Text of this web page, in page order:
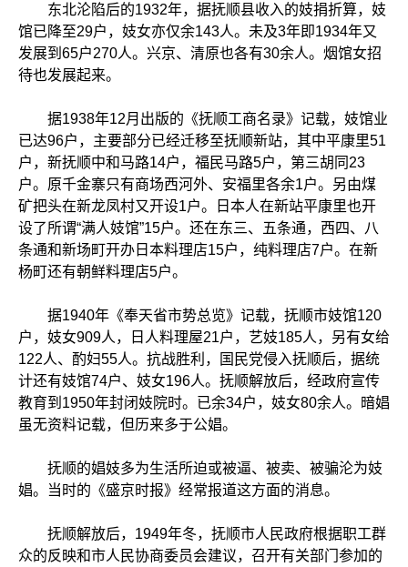
东北沦陷后的1932年，据抚顺县收入的妓捐折算，妓
馆已降至29户，妓女亦仅余143人。未及3年即1934年又
发展到65户270人。兴京、清原也各有30余人。烟馆女招
待也发展起来。
据1938年12月出版的《抚顺工商名录》记载，妓馆业
已达96户，主要部分已经迁移至抚顺新站，其中平康里51
户，新抚顺中和马路14户，福民马路5户，第三胡同23
户。原千金寨只有商场西河外、安福里各余1户。另由煤
矿把头在新龙凤村又开设1户。日本人在新站平康里也开
设了所谓“满人妓馆”15户。还在东三、五条通，西四、八
条通和新场町开办日本料理店15户，纯料理店7户。在新
杨町还有朝鲜料理店5户。
据1940年《奉天省市势总览》记载，抚顺市妓馆120
户，妓女909人，日人料理屋21户，艺妓185人，另有女给
122人、酌妇55人。抗战胜利，国民党侵入抚顺后，据统
计还有妓馆74户、妓女196人。抚顺解放后，经政府宣传
教育到1950年封闭妓院时。已余34户，妓女80余人。暗娼
虽无资料记载，但历来多于公娼。
抚顺的娼妓多为生活所迫或被逼、被卖、被骗沦为妓
娼。当时的《盛京时报》经常报道这方面的消息。
抚顺解放后，1949年冬，抚顺市人民政府根据职工群
众的反映和市人民协商委员会建议，召开有关部门参加的